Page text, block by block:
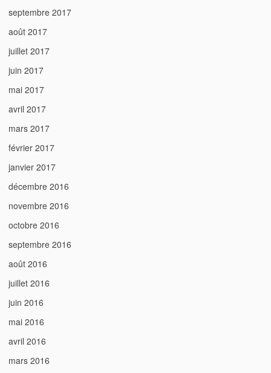
septembre 2017
août 2017
juillet 2017
juin 2017
mai 2017
avril 2017
mars 2017
février 2017
janvier 2017
décembre 2016
novembre 2016
octobre 2016
septembre 2016
août 2016
juillet 2016
juin 2016
mai 2016
avril 2016
mars 2016